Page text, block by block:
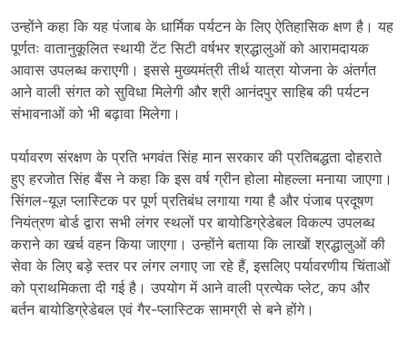
उन्होंने कहा कि यह पंजाब के धार्मिक पर्यटन के लिए ऐतिहासिक क्षण है। यह
पूर्णतः वातानुकूलित स्थायी टेंट सिटी वर्षभर श्रद्धालुओं को आरामदायक
आवास उपलब्ध कराएगी। इससे मुख्यमंत्री तीर्थ यात्रा योजना के अंतर्गत
आने वाली संगत को सुविधा मिलेगी और श्री आनंदपुर साहिब की पर्यटन
संभावनाओं को भी बढ़ावा मिलेगा।
पर्यावरण संरक्षण के प्रति भगवंत सिंह मान सरकार की प्रतिबद्धता दोहराते
हुए हरजोत सिंह बैंस ने कहा कि इस वर्ष ग्रीन होला मोहल्ला मनाया जाएगा।
सिंगल-यूज़ प्लास्टिक पर पूर्ण प्रतिबंध लगाया गया है और पंजाब प्रदूषण
नियंत्रण बोर्ड द्वारा सभी लंगर स्थलों पर बायोडिग्रेडेबल विकल्प उपलब्ध
कराने का खर्च वहन किया जाएगा। उन्होंने बताया कि लाखों श्रद्धालुओं की
सेवा के लिए बड़े स्तर पर लंगर लगाए जा रहे हैं, इसलिए पर्यावरणीय चिंताओं
को प्राथमिकता दी गई है। उपयोग में आने वाली प्रत्येक प्लेट, कप और
बर्तन बायोडिग्रेडेबल एवं गैर-प्लास्टिक सामग्री से बने होंगे।